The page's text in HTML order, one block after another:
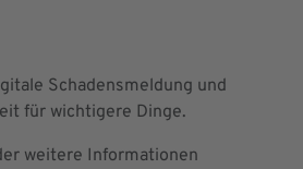
Schadensmeldung und
für wichtigere Dinge.
weitere Informationen